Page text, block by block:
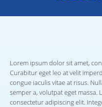
Lorem ipsum dolor sit amet,
Curabitur eget leo at velit
congue iaculis vitae at risus.
semper a, volutpat eget massa.
consectetur adipiscing elit.